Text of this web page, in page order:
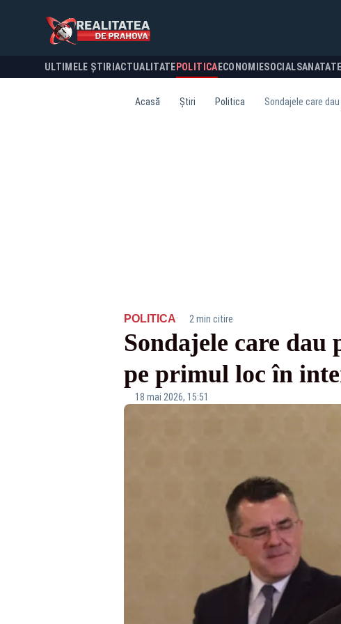
ULTIMELE ȘTIRI ACTUALITATE POLITICA ECONOMIESOCIALSANATATE
Acasă Știri Politica Sondajele care
POLITICA· 2 min citire
Sondajele care dau
pe primul loc în
18 mai 2026, 15:51